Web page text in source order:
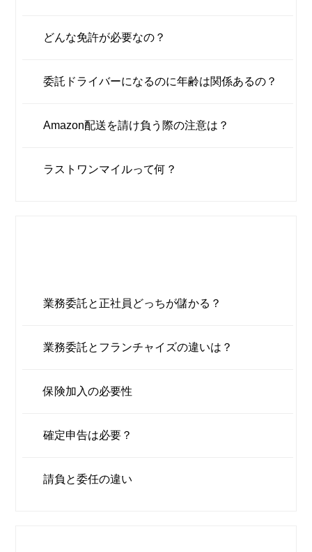
どんな免許が必要なの？
委託ドライバーになるのに年齢は関係あるの？
Amazon配送を請け負う際の注意は？
ラストワンマイルって何？
業務委託と正社員どっちが儲かる？
業務委託とフランチャイズの違いは？
保険加入の必要性
確定申告は必要？
請負と委任の違い